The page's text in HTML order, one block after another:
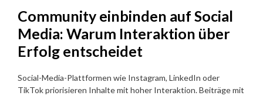
Community einbinden auf Social
Media: Warum Interaktion über
Erfolg entscheidet
Social-Media-Plattformen wie Instagram, LinkedIn oder
TikTok priorisieren Inhalte mit hoher Interaktion. Beiträge mit